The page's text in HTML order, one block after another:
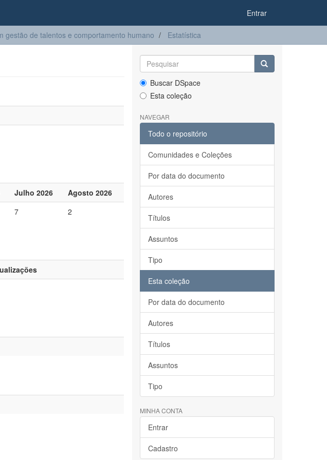
Entrar
gestão de talentos e comportamento humano Estatística
Julho 2026
Agosto 2026
7 2
Buscar DSpace
Esta coleção
NAVEGAR
Todo o repositório
Comunidades e Coleções
Por data do documento
Autores
Títulos
Assuntos
Tipo
Esta coleção
Por data do documento
Autores
Títulos
Assuntos
Tipo
MINHA CONTA
Entrar
Cadastro